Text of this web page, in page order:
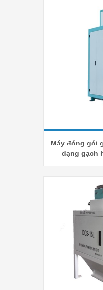
Máy đóng gói
dạng gạch